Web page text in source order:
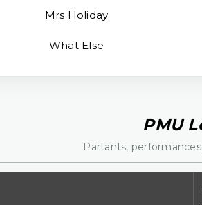
Mrs Holiday
What Else
PMU
Partants,